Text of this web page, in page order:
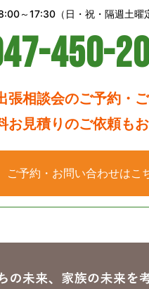
～17:30（日・祝・隔週土曜
450-
張相談会のご予約・
お見積りのご依頼も
ご予約・お問い合わせはこ